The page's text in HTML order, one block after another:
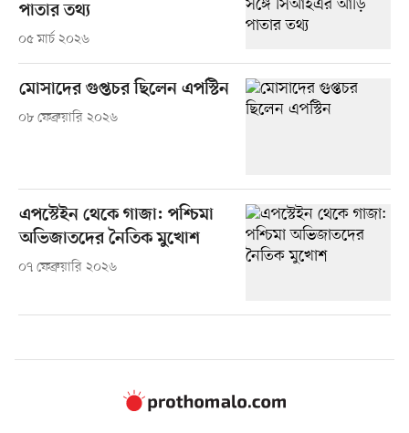
পাতার তথ্য
০৫ মার্চ ২০২৬
মোসাদের গুপ্তচর ছিলেন এপস্টিন
০৮ ফেব্রুয়ারি ২০২৬
এপস্টেইন থেকে গাজা: পশ্চিমা
অভিজাতদের নৈতিক মুখোশ
০৭ ফেব্রুয়ারি ২০২৬